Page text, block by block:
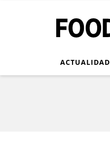
ACTUALIDAD